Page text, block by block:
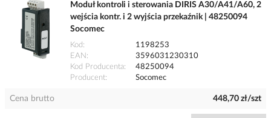
Moduł kontroli i sterowania DIRIS A30/A41/A60, 2
wejścia kontr. i 2 wyjścia przekaźnik | 48250094
Socomec
Kod
1198253
EAN
3596031230310
Kod Producenta
48250094
Producent
Socomec
Cena brutto 448,70 zł/szt